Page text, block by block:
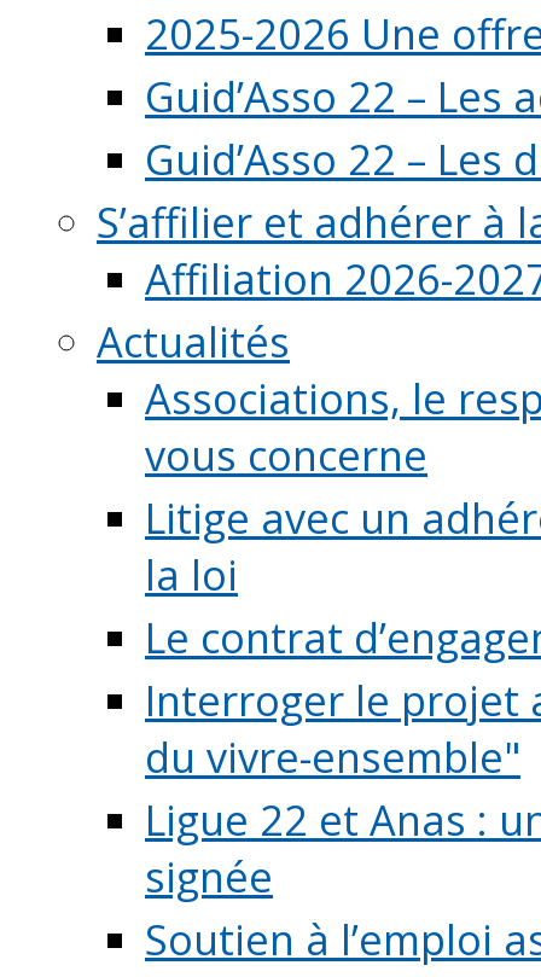
2025-2026 Une
Guid’Asso 22 –
Guid’Asso 22 – Les
S’affilier et adhérer à
Affiliation 2026-
Actualités
Associations, le
vous concerne
Litige avec un
la loi
Le contrat
Interroger le projet
du vivre-ensemble"
Ligue 22 et Anas :
signée
Soutien à l’emploi